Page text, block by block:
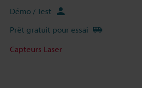
Démo / Test
Prêt gratuit pour essai
Capteurs Laser